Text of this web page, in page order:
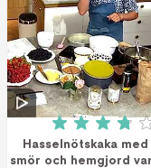
Betyg:
Hasselnötskaka
smör och hemgjord